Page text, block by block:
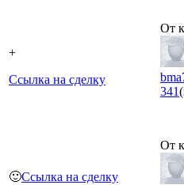
+
Ссылка на сделку
От
341
🙂Ссылка на сделку
От